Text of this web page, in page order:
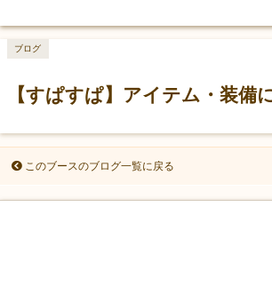
【すぱすぱ】アイテム・装備
ブログ
このブースのブログ一覧に戻る